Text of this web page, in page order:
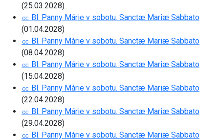
(25.03.2028)
㏄ Bl. Panny Márie v sobotu. Sanctæ Mariæ Sabbato
(01.04.2028)
㏄ Bl. Panny Márie v sobotu. Sanctæ Mariæ Sabbato
(08.04.2028)
㏄ Bl. Panny Márie v sobotu. Sanctæ Mariæ Sabbato
(15.04.2028)
㏄ Bl. Panny Márie v sobotu. Sanctæ Mariæ Sabbato
(22.04.2028)
㏄ Bl. Panny Márie v sobotu. Sanctæ Mariæ Sabbato
(29.04.2028)
㏄ Bl. Panny Márie v sobotu. Sanctæ Mariæ Sabbato